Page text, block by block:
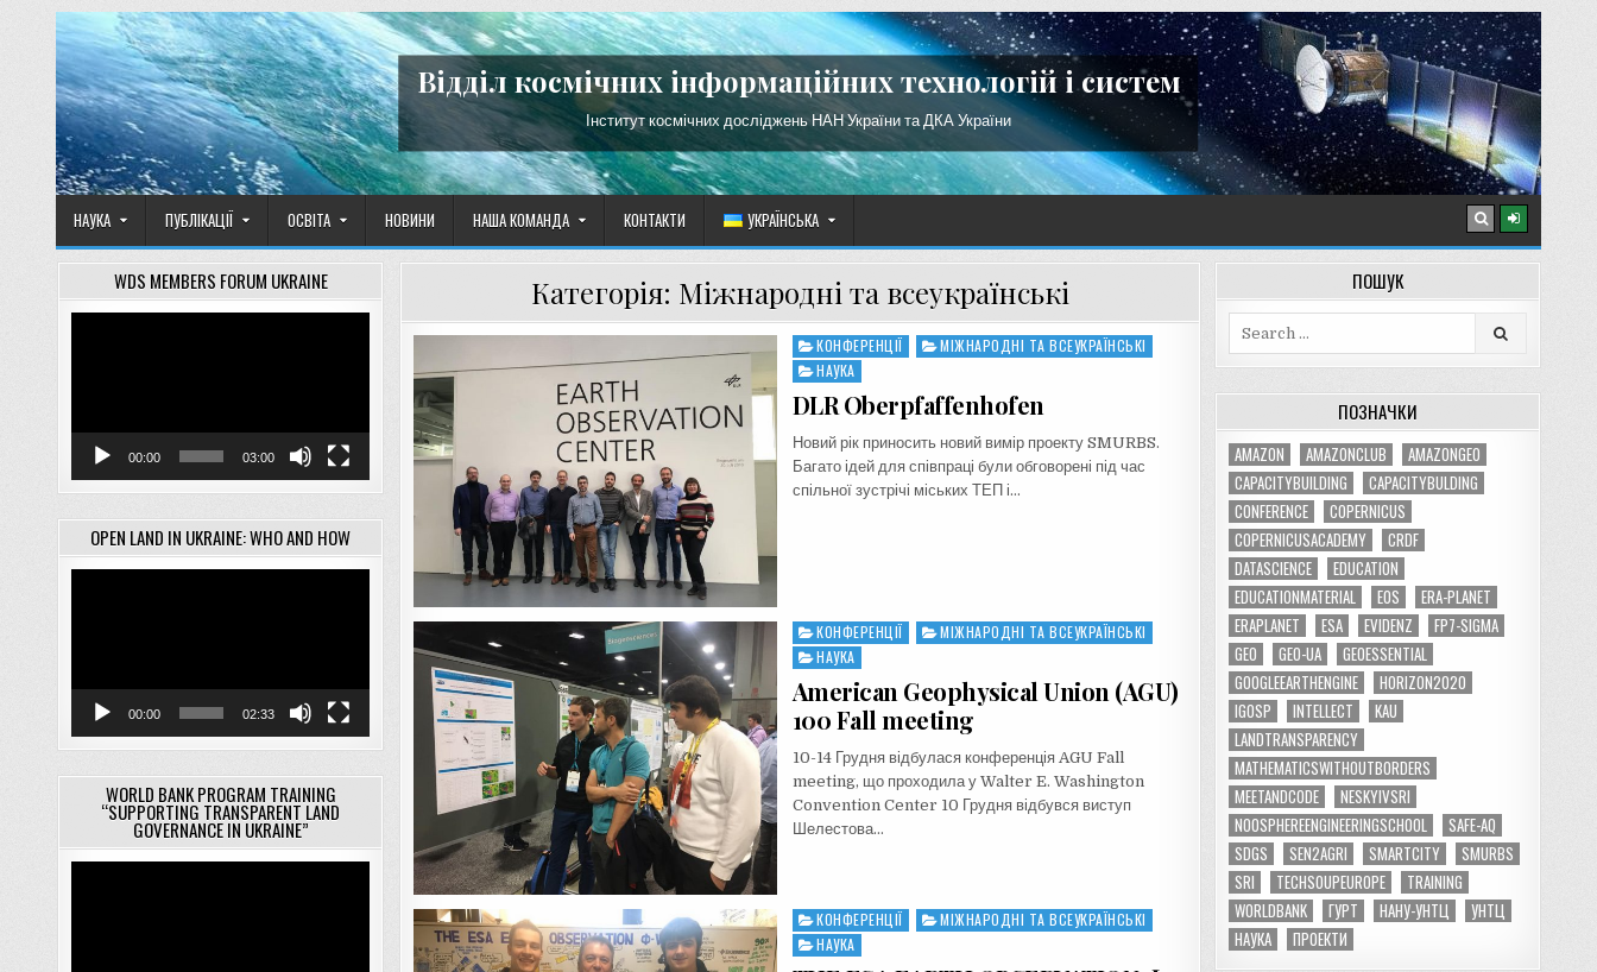
content
Відділ космічних інформаційних технологій і систем
Інститут космічних досліджень НАН України та ДКА України
НАУКА ПУБЛІКАЦІЇ ОСВІТА НОВИНИ НАША КОМАНДА КОНТАКТИ УКРАЇНСЬКА
Категорія: Міжнародні та всеукраїнські
Posted
in
КОНФЕРЕНЦІЇ
МІЖНАРОДНІ ТА ВСЕУКРАЇНСЬКІ
НАУКА
DLR Oberpfaffenhofen
Новий рік приносить новий вимір проекту SMURBS.
Багато ідей для співпраці були обговорені під час
спільної зустрічі міських ТЕП і…
Posted
in
КОНФЕРЕНЦІЇ
МІЖНАРОДНІ ТА ВСЕУКРАЇНСЬКІ
НАУКА
American Geophysical Union (AGU)
100 Fall meeting
10-14 Грудня відбулася конференція AGU Fall
meeting, що проходила у Walter E. Washington
Convention Center 10 Грудня відбувся виступ
Шелестова…
Posted
in
КОНФЕРЕНЦІЇ
МІЖНАРОДНІ ТА ВСЕУКРАЇНСЬКІ
НАУКА
WDS MEMBERS FORUM UKRAINE
00:00 03:00
OPEN LAND IN UKRAINE: WHO AND HOW
00:00 02:33
WORLD BANK PROGRAM TRAINING
“SUPPORTING TRANSPARENT LAND
GOVERNANCE IN UKRAINE”
ПОШУК
ПОЗНАЧКИ
AMAZON AMAZONCLUB
AMAZONGEO
CAPACITYBUILDING
CAPACITYBULDING
CONFERENCE
COPERNICUS
COPERNICUSACADEMY
CRDF
DATASCIENCE
EDUCATION
EDUCATIONMATERIAL
EOS
ERA-PLANET
ERAPLANET
ESA EVIDENZ
FP7-SIGMA
GEO
GEO-UA
GEOESSENTIAL
GOOGLEEARTHENGINE
HORIZON2020
IGOSP
INTELLECT
KAU
LANDTRANSPARENCY
MATHEMATICSWITHOUTBORDERS
MEETANDCODE
NESKYIVSRI
NOOSPHEREENGINEERINGSCHOOL
SAFE-AQ
SDGS
SEN2AGRI SMARTCITY
SMURBS
SRI
TECHSOUPEUROPE
TRAINING
WORLDBANK
ГУРТ НАНУ-УНТЦ
УНТЦ
НАУКА
ПРОЕКТИ